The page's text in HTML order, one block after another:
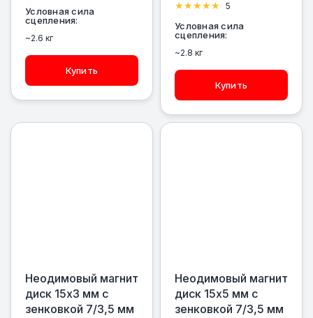
Условная сила
сцепления:
~2.6 кг
Купить
5
Условная сила
сцепления:
~2.8 кг
Купить
Неодимовый магнит
диск 15х3 мм с
зенковкой 7/3,5 мм
Неодимовый магнит
диск 15х5 мм с
зенковкой 7/3,5 мм